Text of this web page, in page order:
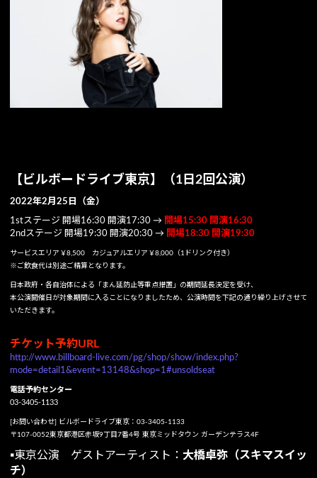
【ビルボードライブ東京】（1日2回公演）
2022年2月25日（金）
1stステージ 開場16:30 開演17:30 → 開場15:30 開演16:30
2ndステージ 開場19:30 開演20:30 → 開場18:30 開演19:30
サービスエリア￥8,500 カジュアルエリア￥8,000（1ドリンク付き）
※ご飲食代は別途ご精算となります。
日本政府・各自治体による「まん延防止等重点措置」の期間延長決定を受け、
本公演開催日が対象期間に入ることになりましたため、公演時間を下記の通り繰り上げさせて
いただきます。
チケット予約URL
http://www.billboard-live.com/pg/shop/show/index.php?
mode=detail1&event=13148&shop=1#unsoldseat
電話予約センター
03-3405-1133
[お問い合わせ] ビルボードライブ東京：03-3405-1133
〒107-0052東京都港区赤坂9丁目7番4号 東京ミッドタウン ガーデンテラス4F
▪️東京公演 ゲストアーティスト： 大橋卓弥（スキマスイッ
チ）